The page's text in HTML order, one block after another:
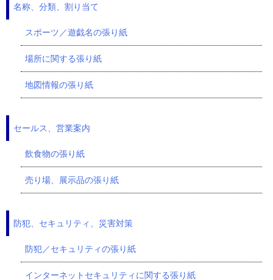
名称、分類、割り当て
スポーツ／遊戯名の張り紙
場所に関する張り紙
地図情報の張り紙
セールス、営業案内
飲食物の張り紙
売り場、展示品の張り紙
防犯、セキュリティ、災害対策
防犯／セキュリティの張り紙
インターネットセキュリティに関する張り紙